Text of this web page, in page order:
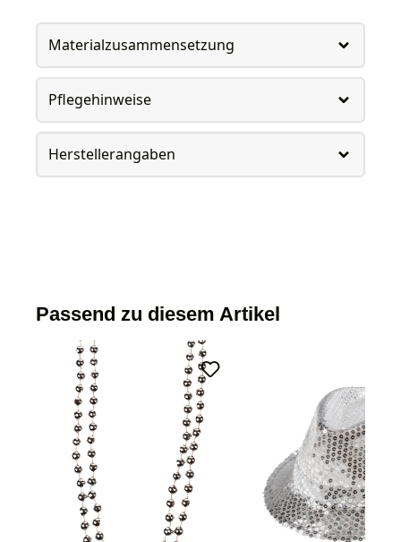
Materialzusammensetzung
Pflegehinweise
Herstellerangaben
Passend zu diesem Artikel